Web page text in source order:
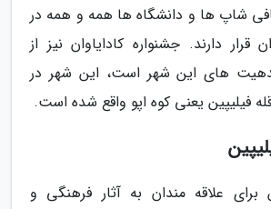
شاپ ها و دانشگاه ها همه و همه در
قرار دارند. جشنواره کادایاوان نیز از
های این شهر است، این شهر در
فیلیپین یعنی کوه اپو واقع شده است.
برای علاقه مندان به آثار فرهنگی و